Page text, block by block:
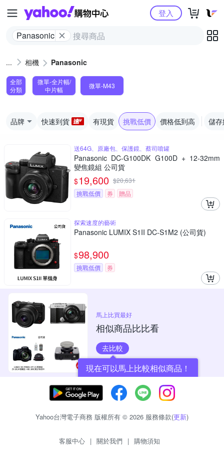
Yahoo購物中心
Panasonic
登入
相機 Panasonic
全部
分類
微單-全片幅/
中片幅
微單-M43
品牌 快速到貨 有現貨 挑戰低價 價格低到高 儲
送64G、原廠包、保護鏡、蔡司噴罐
Panasonic DC-G100DK G100D + 12-32mm
變焦鏡組 公司貨
$19,600 $20,631
挑戰低價
券 贈品
探索速度的藝術
Panasonic LUMIX S1II DC-S1M2 (公司貨)
$98,900
挑戰低價 券
馬上比買最好
相似商品比比看
去比較
現在可以馬上比較相似商品！
Yahoo台灣電子商務 版權所有 © 2026 服務條款(更新)
客服中心 | 關於我們 | 購物須知